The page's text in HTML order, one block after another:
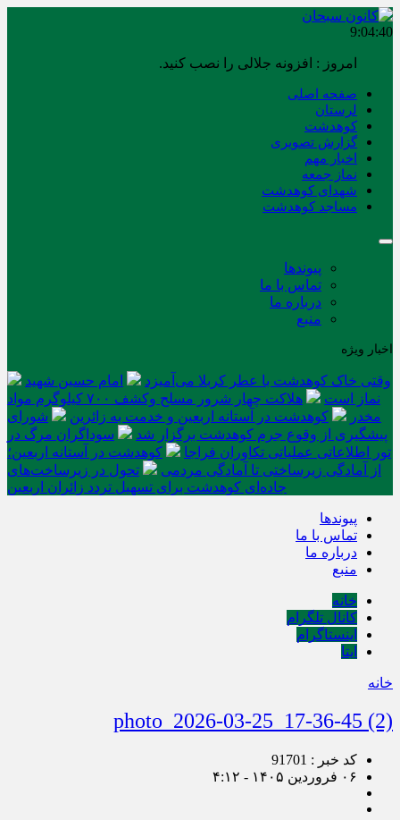
9:04:40
امروز : افزونه جلالی را نصب کنید.
صفحه اصلی
لرستان
کوهدشت
گزارش تصویری
اخبار مهم
نماز جمعه
شهدای کوهدشت
مساجد کوهدشت
پیوندها
تماس با ما
درباره ما
منبع
اخبار ویژه
وقتی خاک کوهدشت با عطر کربلا می‌آمیزد
امام حسین شهید
نماز است
هلاکت چهار شرور مسلح وکشف ۷۰۰ کیلوگرم مواد
مخدر
کوهدشت در آستانه اربعین و خدمت‌ به زائرین
شورای
پیشگیری از وقوع جرم کوهدشت برگزار شد
سوداگران مرگ در
تور اطلاعاتی عملیاتی تکاوران فراجا
کوهدشت در آستانه اربعین؛
از آمادگی زیرساختی تا آمادگی مردمی
تحول در زیرساخت‌های
جاده‌ای کوهدشت برای تسهیل تردد زائران اربعین
پیوندها
تماس با ما
درباره ما
منبع
خانه
کانال تلگرام
اینستاگرام
ایتا
خانه
photo_2026-03-25_17-36-45 (2)
کد خبر : 91701
۰۶ فروردین ۱۴۰۵ - ۴:۱۲